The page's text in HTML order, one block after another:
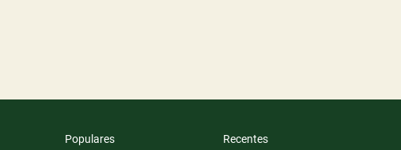
Populares Recentes